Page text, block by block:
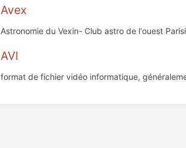
Avex
Astronomie du Vexin- Club astro de l'ouest
AVI
format de fichier vidéo informatique,